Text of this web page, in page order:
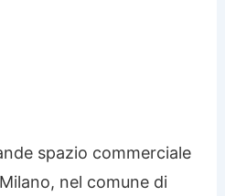
spazio commerciale
nel comune di